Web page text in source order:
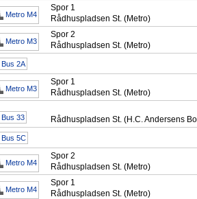
Metro M4
Spor 1
Rådhuspladsen St. (Metro)
Metro M3
Spor 2
Rådhuspladsen St. (Metro)
Bus 2A
Metro M3
Spor 1
Rådhuspladsen St. (Metro)
Bus 33 Rådhuspladsen St. (H.C. Andersens
Bus 5C
Metro M4
Spor 2
Rådhuspladsen St. (Metro)
Metro M4
Spor 1
Rådhuspladsen St. (Metro)